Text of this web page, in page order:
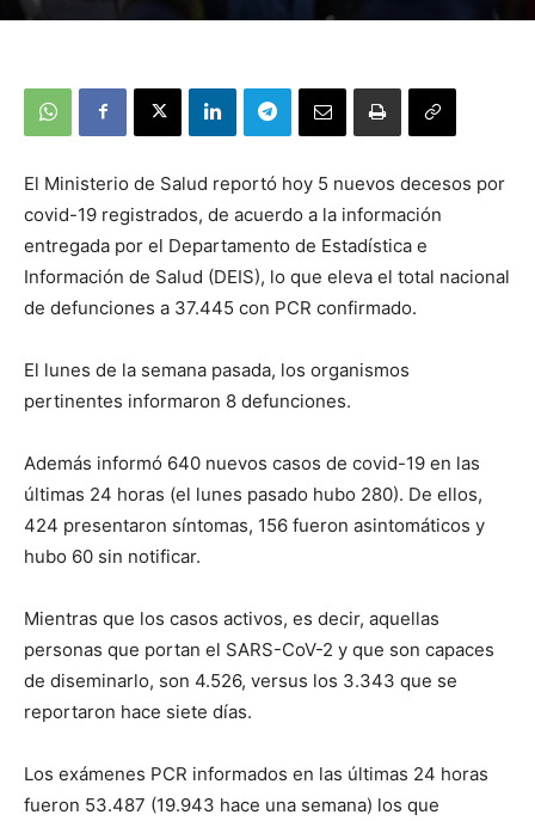
El Ministerio de Salud reportó hoy 5 nuevos decesos por
covid-19 registrados, de acuerdo a la información
entregada por el Departamento de Estadística e
Información de Salud (DEIS), lo que eleva el total nacional
de defunciones a 37.445 con PCR confirmado.
El lunes de la semana pasada, los organismos
pertinentes informaron 8 defunciones.
Además informó 640 nuevos casos de covid-19 en las
últimas 24 horas (el lunes pasado hubo 280). De ellos,
424 presentaron síntomas, 156 fueron asintomáticos y
hubo 60 sin notificar.
Mientras que los casos activos, es decir, aquellas
personas que portan el SARS-CoV-2 y que son capaces
de diseminarlo, son 4.526, versus los 3.343 que se
reportaron hace siete días.
Los exámenes PCR informados en las últimas 24 horas
fueron 53.487 (19.943 hace una semana) los que